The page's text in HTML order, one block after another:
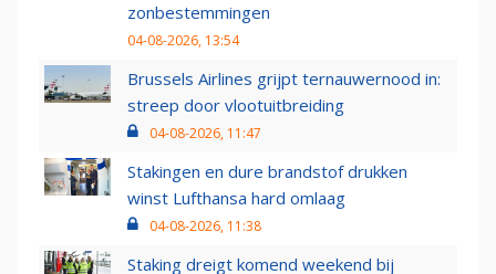
zonbestemmingen
04-08-2026, 13:54
Brussels Airlines grijpt ternauwernood in:
streep door vlootuitbreiding
04-08-2026, 11:47
Stakingen en dure brandstof drukken
winst Lufthansa hard omlaag
04-08-2026, 11:38
Staking dreigt komend weekend bij